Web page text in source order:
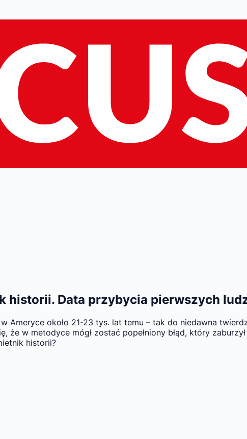
historii. Data przybycia pierwszych
Ameryce około 21-23 tys. lat temu – tak do niedawna
że w metodyce mógł zostać popełniony błąd, który
historii?